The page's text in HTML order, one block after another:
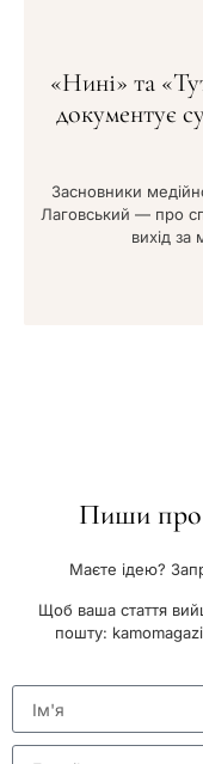
«Нині» та
документує
Засновники
Лаговський — про
вихід за
Пиши про
Маєте ідею?
Щоб ваша стаття
пошту: